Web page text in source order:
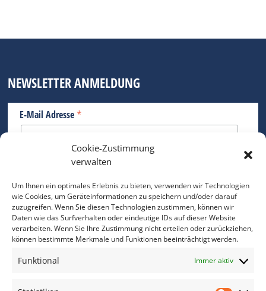
Cookie-Zustimmung
verwalten
Um Ihnen ein optimales Erlebnis zu bieten, verwenden wir Technologien
wie Cookies, um Geräteinformationen zu speichern und/oder darauf
zuzugreifen. Wenn Sie diesen Technologien zustimmen, können wir
Daten wie das Surfverhalten oder eindeutige IDs auf dieser Website
verarbeiten. Wenn Sie Ihre Zustimmung nicht erteilen oder zurückziehen,
können bestimmte Merkmale und Funktionen beeinträchtigt werden.
Funktional Immer aktiv
NEWSLETTER ANMELDUNG
E-Mail Adresse *
Bitte geben Sie Ihre E-Mail Adresse ein.
*